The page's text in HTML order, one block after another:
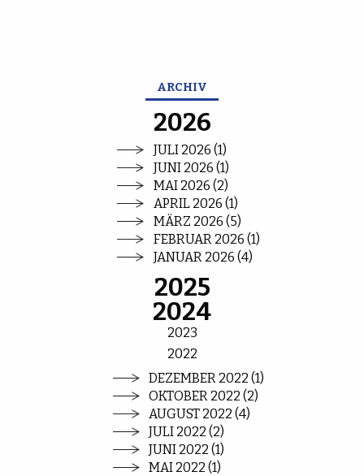
ARCHIV
2026
JULI 2026 (1)
JUNI 2026 (1)
MAI 2026 (2)
APRIL 2026 (1)
MÄRZ 2026 (5)
FEBRUAR 2026 (1)
JANUAR 2026 (4)
2025
2024
2023
2022
DEZEMBER 2022 (1)
OKTOBER 2022 (2)
AUGUST 2022 (4)
JULI 2022 (2)
JUNI 2022 (1)
MAI 2022 (1)